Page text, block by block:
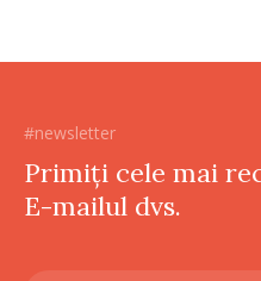
#newsletter
Primiți cele mai
E-mailul dvs.